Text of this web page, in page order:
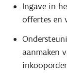
Ingave in
offertes en
aanmaken